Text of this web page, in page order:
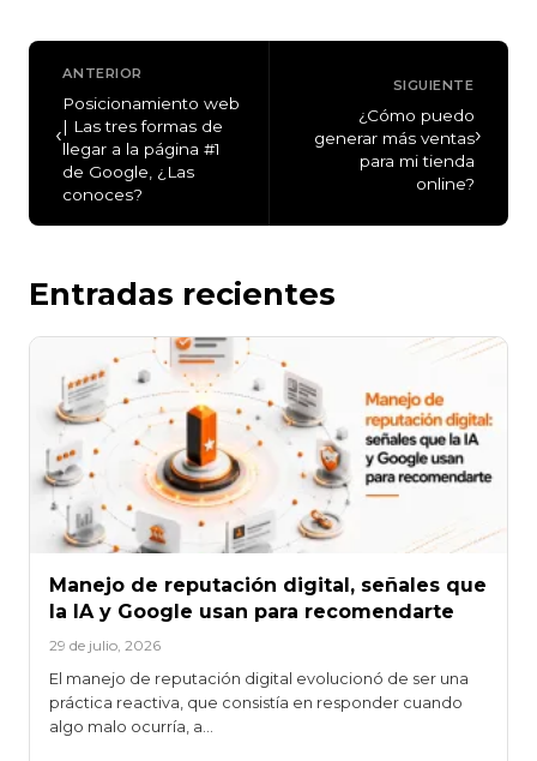
‹
ANTERIOR
Posicionamiento web
| Las tres formas de
llegar a la página #1
de Google, ¿Las
conoces?
SIGUIENTE
¿Cómo puedo
generar más ventas
para mi tienda
online?
›
Entradas recientes
Manejo de reputación digital, señales que
la IA y Google usan para recomendarte
29 de julio, 2026
El manejo de reputación digital evolucionó de ser una
práctica reactiva, que consistía en responder cuando
algo malo ocurría, a…